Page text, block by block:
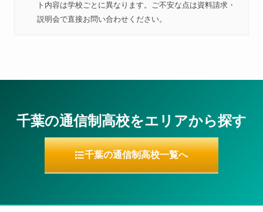
ト内容は学校ごとに異なります。ご不安な点は資料請求・
説明会で直接お問い合わせください。
千葉の通信制高校をエリアから探す
千葉の通信制高校一覧へ